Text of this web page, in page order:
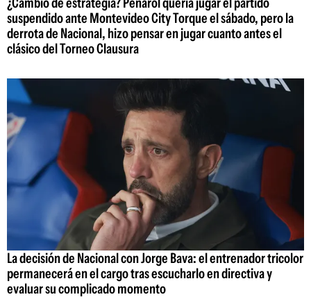
suspendido ante Montevideo City Torque el sábado, pero la
derrota de Nacional, hizo pensar en jugar cuanto antes el
clásico del Torneo Clausura
La decisión de Nacional con Jorge Bava: el entrenador tricolor
permanecerá en el cargo tras escucharlo en directiva y
evaluar su complicado momento